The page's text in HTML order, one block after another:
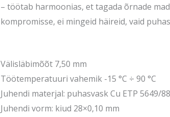
– töötab harmoonias, et tagada õrnade
kompromisse, ei mingeid häireid, vaid
Välisläbimõõt 7,50 mm
Töötemperatuuri vahemik -15 °C ÷ 90 °C
Juhendi materjal: puhasvaskCu ETP 5649/88
Juhendi vorm: kiud 28×0,10 mm